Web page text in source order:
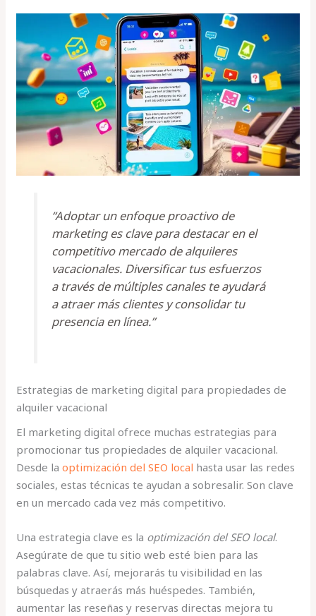
“Adoptar un enfoque proactivo de
marketing es clave para destacar en el
competitivo mercado de alquileres
vacacionales. Diversificar tus esfuerzos
a través de múltiples canales te ayudará
a atraer más clientes y consolidar tu
presencia en línea.”
Estrategias de marketing digital para propiedades de
alquiler vacacional
El marketing digital ofrece muchas estrategias para
promocionar tus propiedades de alquiler vacacional.
Desde laoptimización del SEO local hasta usar las redes
sociales, estas técnicas te ayudan a sobresalir. Son clave
en un mercado cada vez más competitivo.
Una estrategia clave es la optimización del SEO local.
Asegúrate de que tu sitio web esté bien para las
palabras clave. Así, mejorarás tu visibilidad en las
búsquedas y atraerás más huéspedes. También,
aumentar las reseñas y reservas directas mejora tu